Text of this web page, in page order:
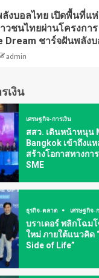
ลังบอลไทย เปิดพื้นที่แ
วชนไทยผ่านโครงกา
Dream ชาร์จฝันพลัง
admin
เงิน
เศรษฐกิจ-การเงิน
สสว. เดินหน้าหนุน
Bangkok เข้าถึงแ
สร้างโอกาสทางกา
SME
ธุรกิจ-ตลาด เศรษฐกิจ-
บราเดอร์ พลิกโฉม
ใหม่ ภายใต้แนวคิด
Side of Life”